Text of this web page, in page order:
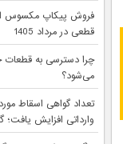
قطعی در مرداد 1405
چرا دسترسی به قطعات
می‌شود؟
تعداد گواهی اسقاط
وارداتی افزایش یافت؛